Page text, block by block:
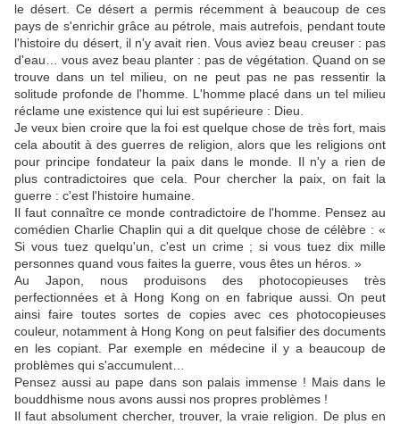
le désert. Ce désert a permis récemment à beaucoup de ces
pays de s'enrichir grâce au pétrole, mais autrefois, pendant toute
l'histoire du désert, il n'y avait rien. Vous aviez beau creuser : pas
d'eau… vous avez beau planter : pas de végétation. Quand on se
trouve dans un tel milieu, on ne peut pas ne pas ressentir la
solitude profonde de l'homme. L'homme placé dans un tel milieu
réclame une existence qui lui est supérieure : Dieu.
Je veux bien croire que la foi est quelque chose de très fort, mais
cela aboutit à des guerres de religion, alors que les religions ont
pour principe fondateur la paix dans le monde. Il n'y a rien de
plus contradictoires que cela. Pour chercher la paix, on fait la
guerre : c'est l'histoire humaine.
Il faut connaître ce monde contradictoire de l'homme. Pensez au
comédien Charlie Chaplin qui a dit quelque chose de célèbre : «
Si vous tuez quelqu'un, c'est un crime ; si vous tuez dix mille
personnes quand vous faites la guerre, vous êtes un héros. »
Au Japon, nous produisons des photocopieuses très
perfectionnées et à Hong Kong on en fabrique aussi. On peut
ainsi faire toutes sortes de copies avec ces photocopieuses
couleur, notamment à Hong Kong on peut falsifier des documents
en les copiant. Par exemple en médecine il y a beaucoup de
problèmes qui s'accumulent…
Pensez aussi au pape dans son palais immense ! Mais dans le
bouddhisme nous avons aussi nos propres problèmes !
Il faut absolument chercher, trouver, la vraie religion. De plus en